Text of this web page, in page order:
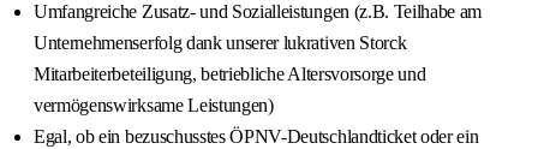
Umfangreiche Zusatz- und Sozialleistungen (z.B. Teilhabe am
Unternehmenserfolg dank unserer lukrativen Storck
Mitarbeiterbeteiligung, betriebliche Altersvorsorge und
vermögenswirksame Leistungen)
Egal, ob ein bezuschusstes ÖPNV-Deutschlandticket oder ein